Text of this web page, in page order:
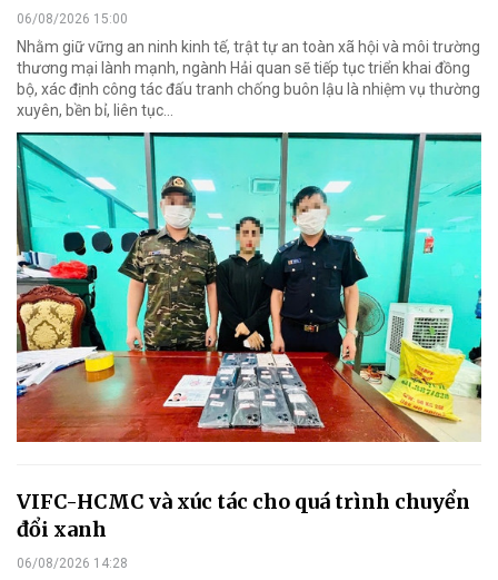
06/08/2026 15:00
Nhằm giữ vững an ninh kinh tế, trật tự an toàn xã hội và môi trường
thương mại lành mạnh, ngành Hải quan sẽ tiếp tục triển khai đồng
bộ, xác định công tác đấu tranh chống buôn lậu là nhiệm vụ thường
xuyên, bền bỉ, liên tục…
VIFC-HCMC và xúc tác cho quá trình chuyển
đổi xanh
06/08/2026 14:28